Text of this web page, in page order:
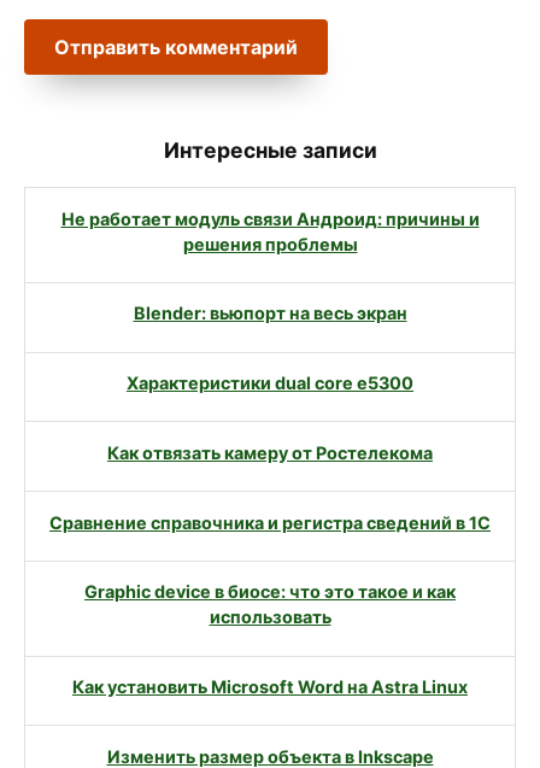
Интересные записи
Не работает модуль связи Андроид: причины и
решения проблемы
Blender: вьюпорт на весь экран
Характеристики dual core e5300
Как отвязать камеру от Ростелекома
Сравнение справочника и регистра сведений в 1С
Graphic device в биосе: что это такое и как
использовать
Как установить Microsoft Word на Astra Linux
Изменить размер объекта в Inkscape